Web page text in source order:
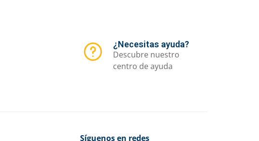
¿Necesitas ayuda?
Descubre nuestro
centro de ayuda
Síguenos en redes